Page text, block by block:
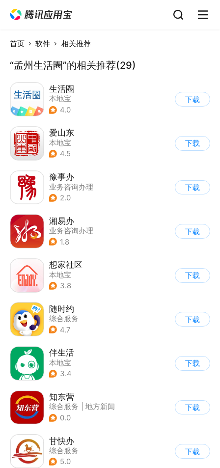
首页 软件 相关推荐
“孟州生活圈”的相关推荐(29)
生活圈
本地宝
4.0
下载
爱山东
本地宝
4.5
下载
豫事办
业务咨询办理
2.0
下载
湘易办
业务咨询办理
1.8
下载
想家社区
本地宝
3.8
下载
随时约
综合服务
4.7
下载
伴生活
本地宝
3.4
下载
知东营
综合服务
地方新闻
0.0
下载
甘快办
综合服务
5.0
下载